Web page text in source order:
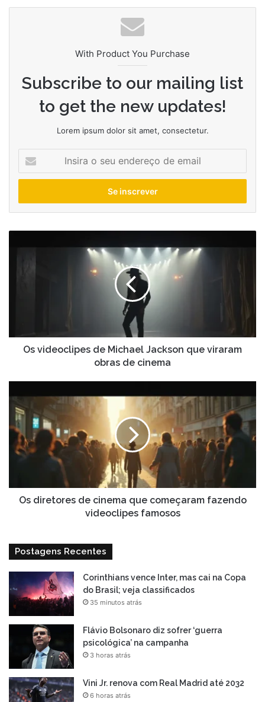
With Product You Purchase
Subscribe to our mailing list
to get the new updates!
Lorem ipsum dolor sit amet, consectetur.
seu
de
videoclipes
de
cinemaOs videoclipes de Michael Jackson que viraram
obras de cinema
diretores
de
cinema
que
começaram
famosos
Os diretores de cinema que começaram fazendo
videoclipes famosos
Postagens Recentes
Corinthians vence Inter, mas cai na Copa
do Brasil; veja classificados
35 minutos atrás
Flávio Bolsonaro diz sofrer ‘guerra
psicológica’ na campanha
3 horas atrás
Vini Jr. renova com Real Madrid até 2032
6 horas atrás